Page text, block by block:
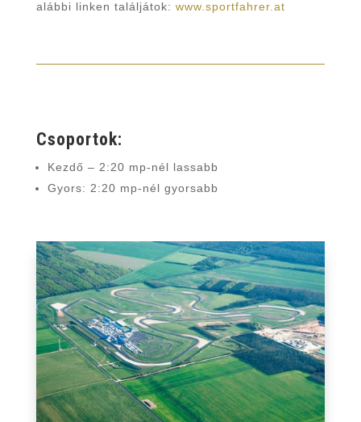
alábbi linken találjátok: www.sportfahrer.at
Csoportok:
Kezdő – 2:20 mp-nél lassabb
Gyors: 2:20 mp-nél gyorsabb